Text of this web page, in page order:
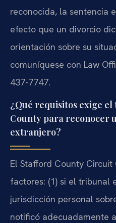
reconocida, la sentencia
efecto que un divorcio
orientación sobre su
comuníquese con Law
437-7747.
¿Qué requisitos exige
County para reconocer
extranjero?
El Stafford County
factores: (1) si el tribunal
jurisdicción personal
notificó adecuadamente